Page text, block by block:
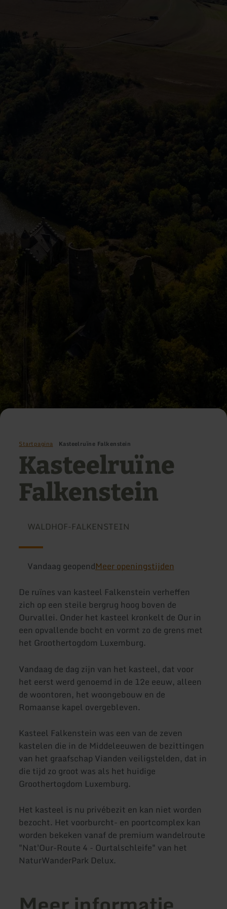
Startpagina Kasteelruïne Falkenstein
Kasteelruïne
Falkenstein
WALDHOF-FALKENSTEIN
Vandaag geopendMeer openingstijden
De ruïnes van kasteel Falkenstein verheffen
zich op een steile bergrug hoog boven de
Ourvallei. Onder het kasteel kronkelt de Our in
een opvallende bocht en vormt zo de grens met
het Groothertogdom Luxemburg.
Vandaag de dag zijn van het kasteel, dat voor
het eerst werd genoemd in de 12e eeuw, alleen
de woontoren, het woongebouw en de
Romaanse kapel overgebleven.
Kasteel Falkenstein was een van de zeven
kastelen die in de Middeleeuwen de bezittingen
van het graafschap Vianden veiligstelden, dat in
die tijd zo groot was als het huidige
Groothertogdom Luxemburg.
Het kasteel is nu privébezit en kan niet worden
bezocht. Het voorburcht- en poortcomplex kan
worden bekeken vanaf de premium wandelroute
"Nat'Our-Route 4 - Ourtalschleife" van het
NaturWanderPark Delux.